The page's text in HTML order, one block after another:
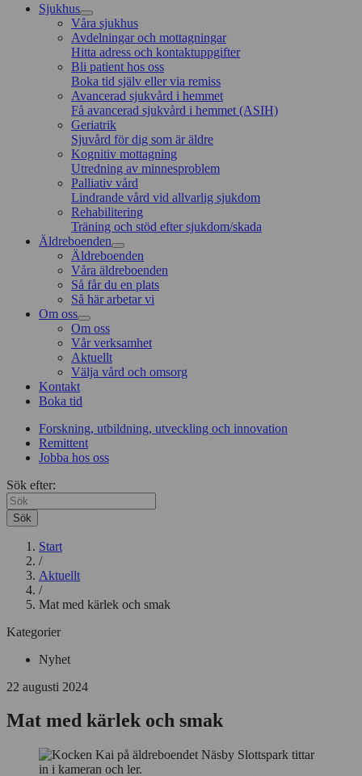
Sjukhus
Våra sjukhus
Avdelningar och mottagningar
Hitta adress och kontaktuppgifter
Bli patient hos oss
Boka tid själv eller via remiss
Avancerad sjukvård i hemmet
Få avancerad sjukvård i hemmet (ASIH)
Geriatrik
Sjuvård för dig som är äldre
Kognitiv mottagning
Utredning av minnesproblem
Palliativ vård
Lindrande vård vid allvarlig sjukdom
Rehabilitering
Träning och stöd efter sjukdom/skada
Äldreboenden
Äldreboenden
Våra äldreboenden
Så får du en plats
Så här arbetar vi
Om oss
Om oss
Vår verksamhet
Aktuellt
Välja vård och omsorg
Kontakt
Boka tid
Forskning, utbildning, utveckling och innovation
Remittent
Jobba hos oss
Sök efter:
Sök
Start
/
Aktuellt
/
Mat med kärlek och smak
Kategorier
Nyhet
22 augusti 2024
Mat med kärlek och smak